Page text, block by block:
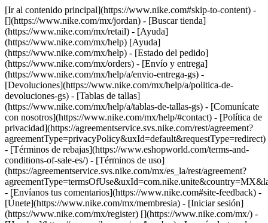
[Ir al contenido principal](https://www.nike.com#skip-to-content) -
[](https://www.nike.com/mx/jordan) - [Buscar tienda]
(https://www.nike.com/mx/retail) - [Ayuda]
(https://www.nike.com/mx/help) [Ayuda]
(https://www.nike.com/mx/help) - [Estado del pedido]
(https://www.nike.com/mx/orders) - [Envío y entrega]
(https://www.nike.com/mx/help/a/envio-entrega-gs) -
[Devoluciones](https://www.nike.com/mx/help/a/politica-de-
devoluciones-gs) - [Tablas de tallas]
(https://www.nike.com/mx/help/a/tablas-de-tallas-gs) - [Comunícate
con nosotros](https://www.nike.com/mx/help/#contact) - [Política de
privacidad](https://agreementservice.svs.nike.com/rest/agreement?
agreementType=privacyPolicy&uxId=default&requestType=redirect)
- [Términos de rebajas](https://www.eshopworld.com/terms-and-
conditions-of-sale-es/) - [Términos de uso]
(https://agreementservice.svs.nike.com/mx/es_la/rest/agreement?
- [Envíanos tus comentarios](https://www.nike.com#site-feedback) -
[Únete](https://www.nike.com/mx/membresia) - [Iniciar sesión]
(https://www.nike.com/mx/register) [](https://www.nike.com/mx/) -